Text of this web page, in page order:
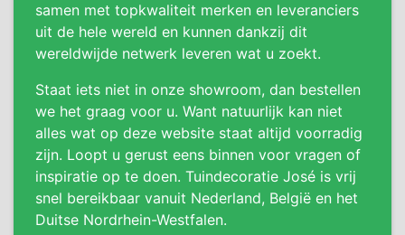
samen met topkwaliteit merken en leveranciers
uit de hele wereld en kunnen dankzij dit
wereldwijde netwerk leveren wat u zoekt.
Staat iets niet in onze showroom, dan bestellen
we het graag voor u. Want natuurlijk kan niet
alles wat op deze website staat altijd voorradig
zijn. Loopt u gerust eens binnen voor vragen of
inspiratie op te doen. Tuindecoratie José is vrij
snel bereikbaar vanuit Nederland, België en het
Duitse Nordrhein-Westfalen.